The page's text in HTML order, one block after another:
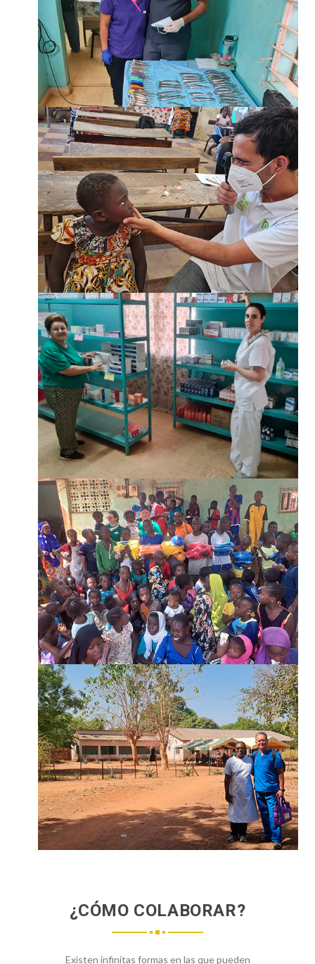
¡SUMATE!
¡SUMATE!
¡SUMATE!
¡SUMATE!
¿CÓMO COLABORAR?
Existen infinitas formas en las que pueden